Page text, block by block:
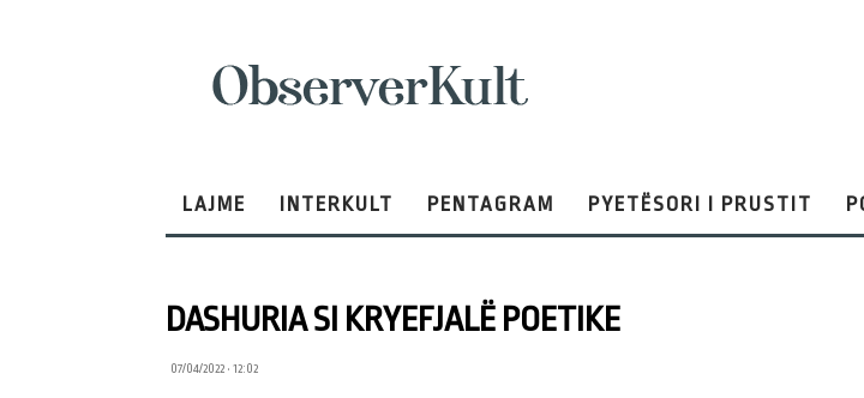
LAJME INTERKULT PENTAGRAM PYETËSORI I PRUSTIT
DASHURIA SI KRYEFJALË POETIKE
07/04/2022 • 12:02